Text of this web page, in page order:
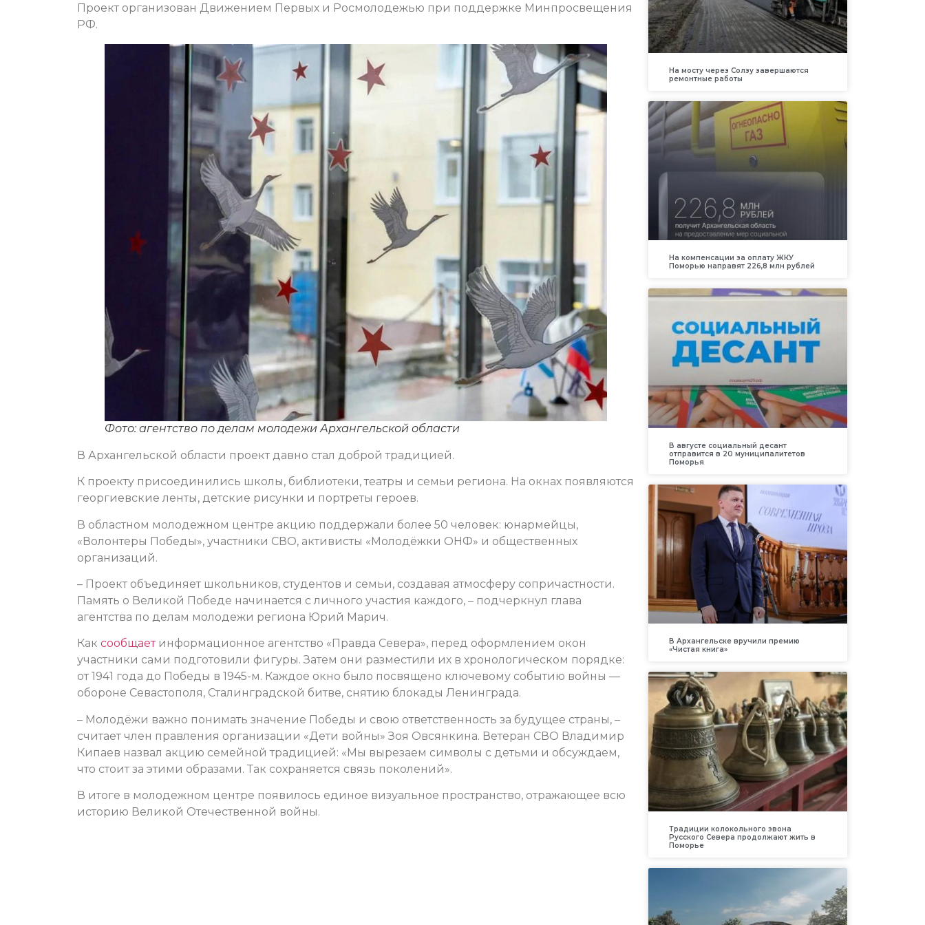
Проект организован Движением Первых и Росмолодежью при поддержке Минпросвещения
РФ.
Фото: агентство по делам молодежи Архангельской области
В Архангельской области проект давно стал доброй традицией.
К проекту присоединились школы, библиотеки, театры и семьи региона. На окнах появляются
георгиевские ленты, детские рисунки и портреты героев.
В областном молодежном центре акцию поддержали более 50 человек: юнармейцы,
«Волонтеры Победы», участники СВО, активисты «Молодёжки ОНФ» и общественных
организаций.
– Проект объединяет школьников, студентов и семьи, создавая атмосферу сопричастности.
Память о Великой Победе начинается с личного участия каждого, – подчеркнул глава
агентства по делам молодежи региона Юрий Марич.
Как сообщаетинформационное агентство «Правда Севера», перед оформлением окон
участники сами подготовили фигуры. Затем они разместили их в хронологическом порядке:
от 1941 года до Победы в 1945-м. Каждое окно было посвящено ключевому событию войны —
обороне Севастополя, Сталинградской битве, снятию блокады Ленинграда.
– Молодёжи важно понимать значение Победы и свою ответственность за будущее страны, –
считает член правления организации «Дети войны» Зоя Овсянкина. Ветеран СВО Владимир
Кипаев назвал акцию семейной традицией: «Мы вырезаем символы с детьми и обсуждаем,
что стоит за этими образами. Так сохраняется связь поколений».
В итоге в молодежном центре появилось единое визуальное пространство, отражающее всю
историю Великой Отечественной войны.
На мосту через Солзу завершаются
ремонтные работы
На компенсации за оплату ЖКУ
Поморью направят 226,8 млн рублей
В августе социальный десант
отправится в 20 муниципалитетов
Поморья
В Архангельске вручили премию
«Чистая книга»
Традиции колокольного звона
Русского Севера продолжают жить в
Поморье